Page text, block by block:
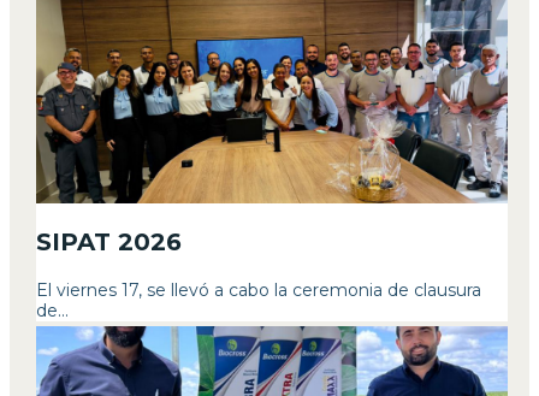
SIPAT 2026
El viernes 17, se llevó a cabo la ceremonia de clausura
de...